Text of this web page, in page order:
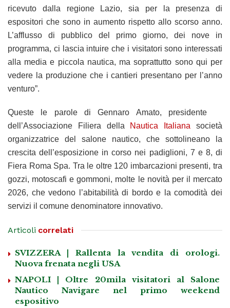
ricevuto dalla regione Lazio, sia per la presenza di
espositori che sono in aumento rispetto allo scorso anno.
L’afflusso di pubblico del primo giorno, dei nove in
programma, ci lascia intuire che i visitatori sono interessati
alla media e piccola nautica, ma soprattutto sono qui per
vedere la produzione che i cantieri presentano per l’anno
venturo”.
Queste le parole di Gennaro Amato, presidente
dell’Associazione Filiera della Nautica Italiana società
organizzatrice del salone nautico, che sottolineano la
crescita dell’esposizione in corso nei padiglioni, 7 e 8, di
Fiera Roma Spa. Tra le oltre 120 imbarcazioni presenti, tra
gozzi, motoscafi e gommoni, molte le novità per il mercato
2026, che vedono l’abitabilità di bordo e la comodità dei
servizi il comune denominatore innovativo.
Articoli correlati
SVIZZERA | Rallenta la vendita di orologi.
Nuova frenata negli USA
NAPOLI | Oltre 20mila visitatori al Salone
Nautico Navigare nel primo weekend
espositivo